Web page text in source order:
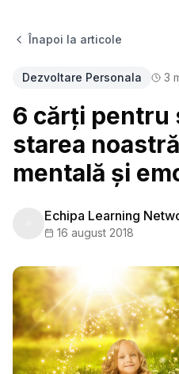
Înapoi la articole
Dezvoltare Personala 3
6 cărți pentru
starea
mentală și
Echipa Learning
16 august 2018